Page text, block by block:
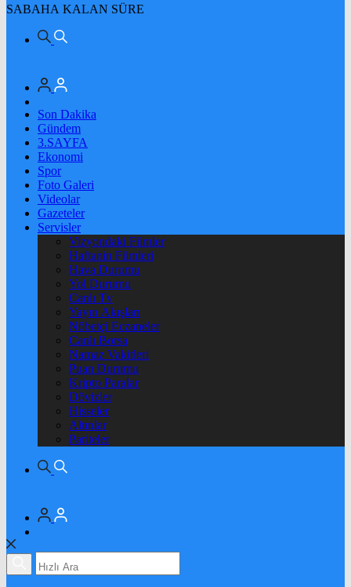
SABAHA KALAN SÜRE
Son Dakika
Gündem
3.SAYFA
Ekonomi
Spor
Foto Galeri
Videolar
Gazeteler
Servisler
Vizyondaki Filmler
Haftanin Filmleri
Hava Durumu
Yol Durumu
Canlı Tv
Yayın Akışları
Nöbetçi Eczaneler
Canlı Borsa
Namaz Vakitleri
Puan Durumu
Kripto Paralar
Dövizler
Hisseler
Altınlar
Pariteler